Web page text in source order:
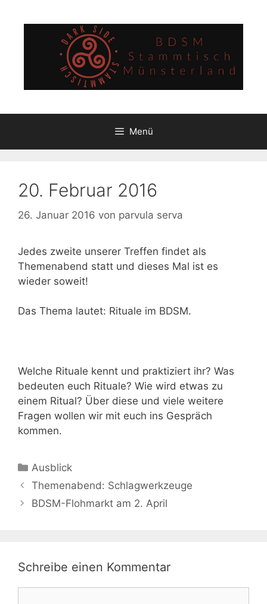
Inhalt
Menü
20. Februar 2016
26. Januar 2016 von parvula serva
Jedes zweite unserer Treffen findet als
Themenabend statt und dieses Mal ist es
wieder soweit!
Das Thema lautet: Rituale im BDSM.
Welche Rituale kennt und praktiziert ihr? Was
bedeuten euch Rituale? Wie wird etwas zu
einem Ritual? Über diese und viele weitere
Fragen wollen wir mit euch ins Gespräch
kommen.
Kategorien
Ausblick
Themenabend: Schlagwerkzeuge
BDSM-Flohmarkt am 2. April
Schreibe einen Kommentar